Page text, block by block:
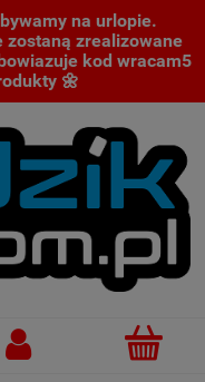
na urlopie.
zostaną zrealizowane
kod wracam5
🌼